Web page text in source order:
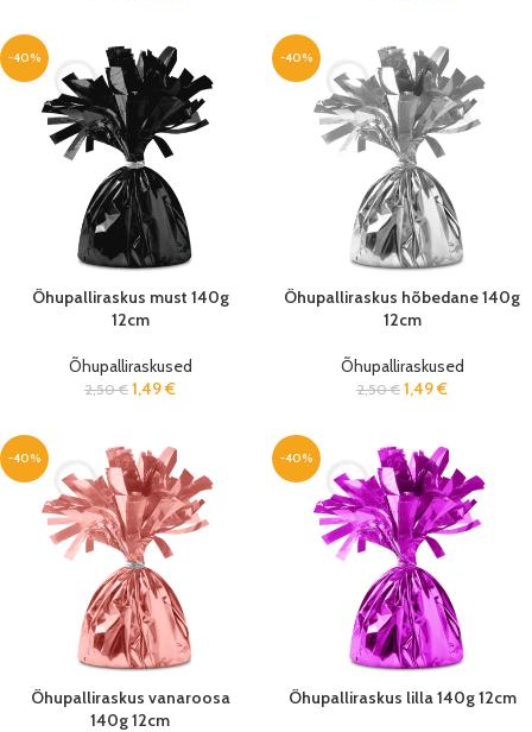
-40%
Õhupalliraskus must 140g
12cm
Õhupalliraskused
2,50€ 1,49€
-40%
Õhupalliraskus hõbedane 140g
12cm
Õhupalliraskused
2,50€ 1,49€
-40%
Õhupalliraskus vanaroosa
140g 12cm
-40%
Õhupalliraskus lilla 140g 12cm